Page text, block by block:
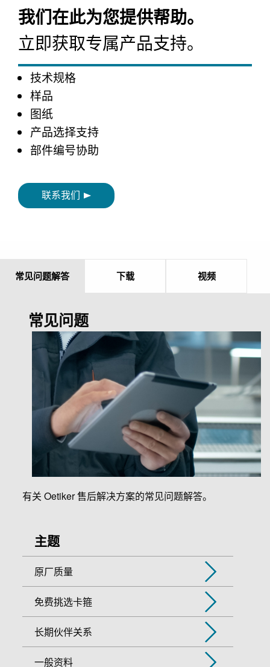
我们在此为您提供帮助。
立即获取专属产品支持。
技术规格
样品
图纸
产品选择支持
部件编号协助
联系我们
常见问题解答 下载 视频
常见问题
有关 Oetiker 售后解决方案的常见问题解答。
主题
原厂质量
免费挑选卡箍
长期伙伴关系
一般资料